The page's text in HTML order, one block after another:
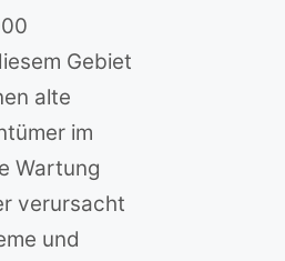
Gebiet
alte
im
Wartung
verursacht
und